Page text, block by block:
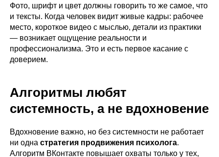
Фото, шрифт и цвет должны говорить то же самое, что
и тексты. Когда человек видит живые кадры: рабочее
место, короткое видео с мыслью, детали из практики
— возникает ощущение реальности и
профессионализма. Это и есть первое касание с
доверием.
Алгоритмы любят
системность, а не вдохновение
Вдохновение важно, но без системности не работает
ни одна стратегия продвижения психолога.
Алгоритм ВКонтакте повышает охваты только у тех,